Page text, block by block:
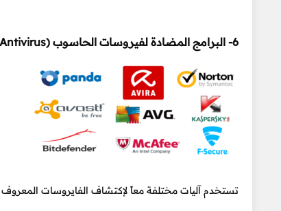
6- البرامج المضادة لفيروسات الحاسوب (Antivirus)
تستخدم آليات مختلفة معاً لإكتشاف الفايروسات